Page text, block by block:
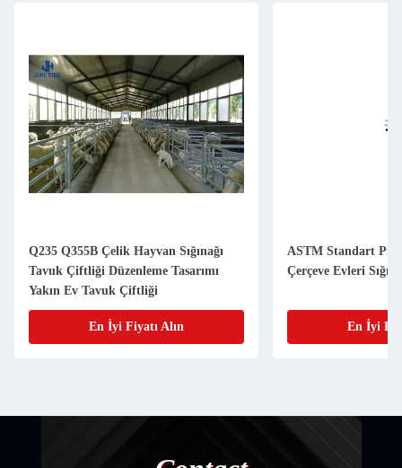
Q235 Q355B Çelik Hayvan Sığınağı
Tavuk Çiftliği Düzenleme Tasarımı
Yakın Ev Tavuk Çiftliği
En İyi Fiyatı Alın
ASTM Standart
Çerçeve Evleri Sığır
En İyi